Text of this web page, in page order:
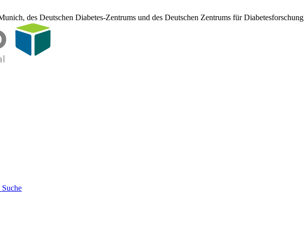
des Deutschen Diabetes-Zentrums und des Deutschen Zentrums für Diabetesforschung
Suche